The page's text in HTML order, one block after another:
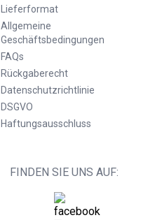
Lieferformat
Allgemeine
Geschäftsbedingungen
FAQs
Rückgaberecht
Datenschutzrichtlinie
DSGVO
Haftungsausschluss
FINDEN SIE UNS AUF: